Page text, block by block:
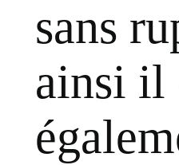
sans
ainsi il